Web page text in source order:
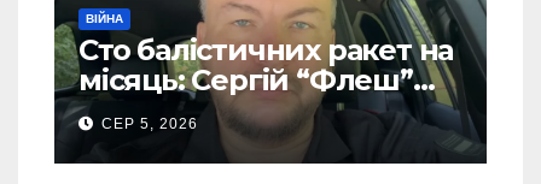
ВІЙНА
Сто балістичних ракет на
місяць: Сергій “Флеш”
закликав українців
готуватися до гіршого
СЕР 5, 2026